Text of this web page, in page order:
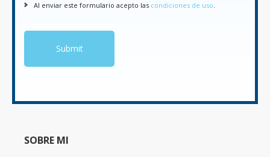
Al enviar este formulario acepto las condiciones de uso.
SOBRE MI